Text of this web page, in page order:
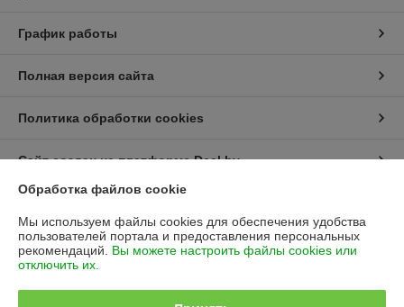
График работы
Полная версия сайта
Политика обработки cookies
Сайт создан на платформе Deal.by
Информация для покупателя
Юридическое лицо:ООО «Ева-Алтай»
Минская обл., Несвижский р-н., г.п. Городея, ул. Вокзальная, 60
Регистрационный номер ЕГР: 193434622
Обработка файлов cookie
Мы используем файлы cookies для обеспечения удобства
пользователей портала и предоставления персональных
рекомендаций. Вы можете настроить файлы cookies или
отключить их.